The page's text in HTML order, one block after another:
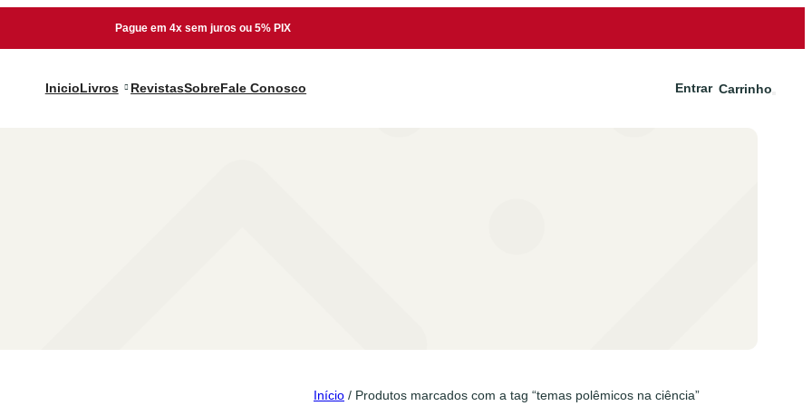
Pague em 4x sem juros ou 5% PIX
InicioLivros RevistasSobreFale Conosco Entrar Carrinho
Início / Produtos marcados com a tag “temas polêmicos na ciência”